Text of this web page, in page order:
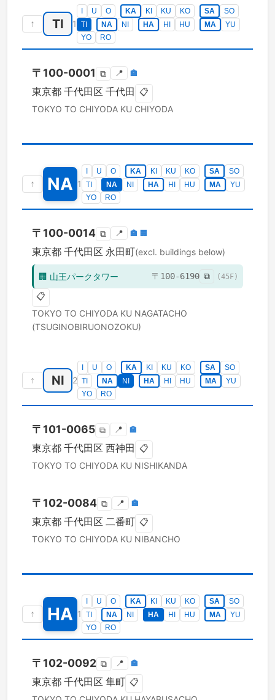
↑ TI 1
U O KA KI KU KO SA
SO
TI
NA NI HA HI HU MA
YU
YO
RO
〒 100-0001 ⧉ 📍 🏣
東京都 千代田区 千代田 📋
TOKYO TO CHIYODA KU CHIYODA
↑ NA 1
U O KA KI KU KO SA
SO
TI
NA NI HA HI HU MA
YU
YO
RO
〒 100-0014 ⧉ 📍 🏣 🏢
東京都 千代田区 永田町(excl. buildings below)
🏢 山王パークタワー 〒 100-6190 ⧉ (45 F)
📋
TOKYO TO CHIYODA KU NAGATACHO
(TSUGINOBIRUONOZOKU)
↑ NI 2
U O KA KI KU KO SA
SO
TI
NA NI HA HI HU MA
YU
YO
RO
〒 101-0065 ⧉ 📍 🏣
東京都 千代田区 西神田 📋
TOKYO TO CHIYODA KU NISHIKANDA
〒 102-0084 ⧉ 📍 🏣
東京都 千代田区 二番町 📋
TOKYO TO CHIYODA KU NIBANCHO
↑ HA 1
U O KA KI KU KO SA
SO
TI
NA NI HA HI HU MA
YU
YO
RO
〒 102-0092 ⧉ 📍 🏣
東京都 千代田区 隼町 📋